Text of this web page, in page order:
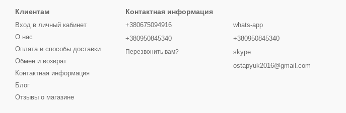
Клиентам
Вход в личный кабинет
О нас
Оплата и способы доставки
Обмен и возврат
Контактная информация
Блог
Отзывы о магазине
Контактная информация
+380675094916
+380950845340
Перезвонить вам?
whats-app
+380950845340
skype
ostapyuk2016@gmail.com